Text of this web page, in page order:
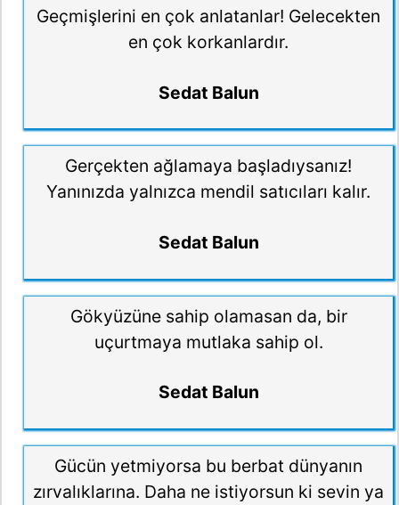
Geçmişlerini en çok anlatanlar! Gelecekten
en çok korkanlardır.
Sedat Balun
Gerçekten ağlamaya başladıysanız!
Yanınızda yalnızca mendil satıcıları kalır.
Sedat Balun
Gökyüzüne sahip olamasan da, bir
uçurtmaya mutlaka sahip ol.
Sedat Balun
Gücün yetmiyorsa bu berbat dünyanın
zırvalıklarına. Daha ne istiyorsun ki sevin ya